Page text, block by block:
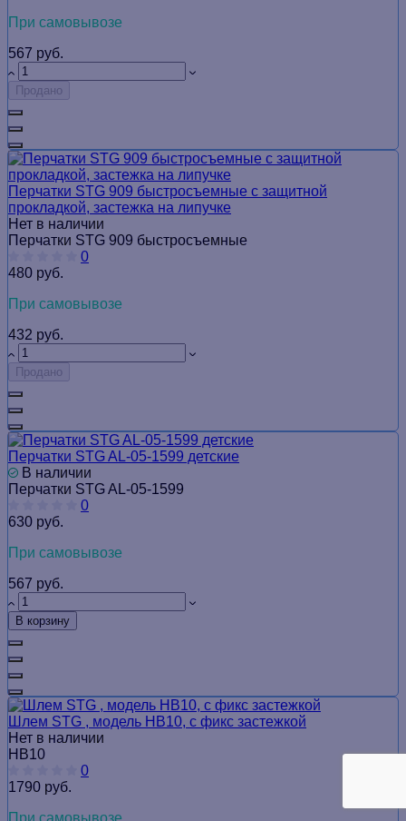
При самовывозе
567 руб.
Продано
Перчатки STG 909 быстросъемные с защитной
прокладкой, застежка на липучке
Нет в наличии
Перчатки STG 909 быстросъемные
0
480 руб.
При самовывозе
432 руб.
Продано
Перчатки STG AL-05-1599 детские
В наличии
Перчатки STG AL-05-1599
0
630 руб.
При самовывозе
567 руб.
В корзину
Шлем STG , модель HB10, с фикс застежкой
Нет в наличии
HB10
0
1790 руб.
При самовывозе